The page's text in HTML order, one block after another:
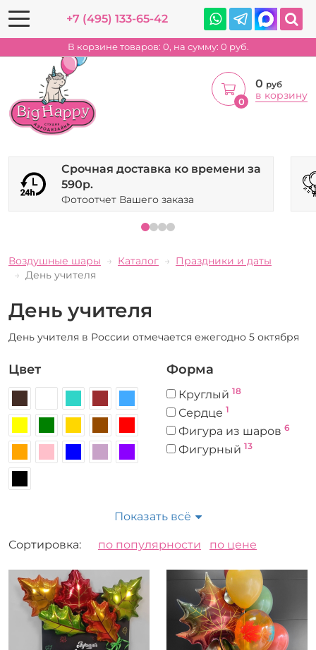
+7 (495) 133-65-42
В корзине товаров: 0, на сумму: 0 руб.
0
0 руб
в корзину
Срочная доставка ко времени за
590р.
Фотоотчет Вашего заказа
Воздушные шары Каталог
Праздники и даты
День учителя
День учителя
День учителя в России отмечается ежегодно 5 октября
Цвет Форма
Круглый 18
Сердце 1
Фигура из шаров 6
Фигурный 13
14 1
24 3
32 2
36 2
Фольгированный
Показать всё
Сортировка: по популярности по цене